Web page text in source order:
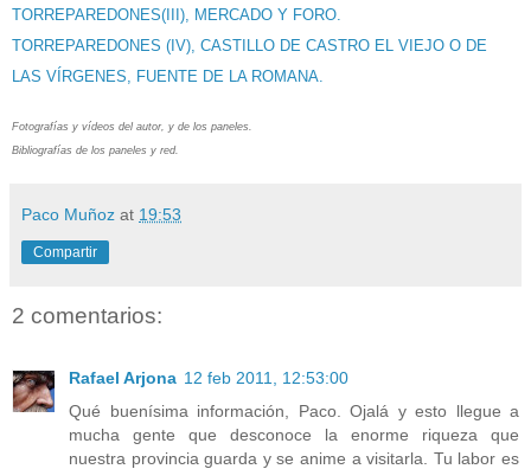
TORREPAREDONES(III), MERCADO Y FORO.
TORREPAREDONES (IV), CASTILLO DE CASTRO EL VIEJO O DE
LAS VÍRGENES, FUENTE DE LA ROMANA.
Fotografías y vídeos del autor, y de los paneles.
Bibliografías de los paneles y red.
Paco Muñoz at 19:53
Compartir
2 comentarios:
Rafael Arjona 12 feb 2011, 12:53:00
Qué buenísima información, Paco. Ojalá y esto llegue a
mucha gente que desconoce la enorme riqueza que
nuestra provincia guarda y se anime a visitarla. Tu labor es